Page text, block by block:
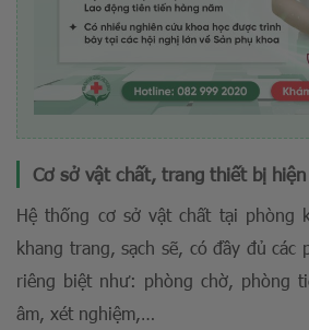
Cơ sở vật chất, trang thiết bị
Hệ thống cơ sở vật chất tại phòng
khang trang, sạch sẽ, có đầy đủ các
riêng biệt như: phòng chờ, phòng
âm, xét nghiệm,…